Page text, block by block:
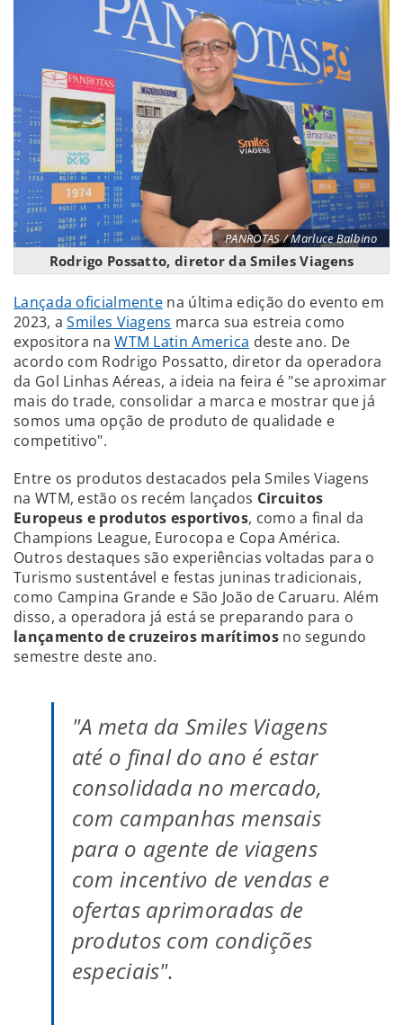
PANROTAS / Marluce Balbino
Rodrigo Possatto, diretor da Smiles Viagens
Lançada oficialmente na última edição do evento em
2023, aSmiles Viagens marca sua estreia como
expositora naWTM Latin America deste ano. De
acordo com Rodrigo Possatto, diretor da operadora
da Gol Linhas Aéreas, a ideia na feira é "se aproximar
mais do trade, consolidar a marca e mostrar que já
somos uma opção de produto de qualidade e
competitivo".
Entre os produtos destacados pela Smiles Viagens
na WTM, estão os recém lançados Circuitos
Europeus e produtos esportivos, como a final da
Champions League, Eurocopa e Copa América.
Outros destaques são experiências voltadas para o
Turismo sustentável e festas juninas tradicionais,
como Campina Grande e São João de Caruaru. Além
disso, a operadora já está se preparando para o
lançamento de cruzeiros marítimosno segundo
semestre deste ano.
"A meta da Smiles Viagens
até o final do ano é estar
consolidada no mercado,
com campanhas mensais
para o agente de viagens
com incentivo de vendas e
ofertas aprimoradas de
produtos com condições
especiais".